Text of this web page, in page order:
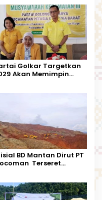
Golkar Targetkan
Akan Memimpin
BD Mantan Dirut PT
Terseret
Barat